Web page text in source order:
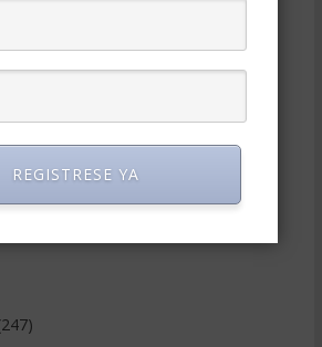
(304)
(748)
REGISTRESE YA